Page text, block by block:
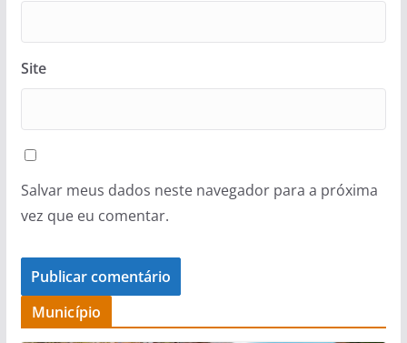
Site
Salvar meus dados neste navegador para a próxima
vez que eu comentar.
Município